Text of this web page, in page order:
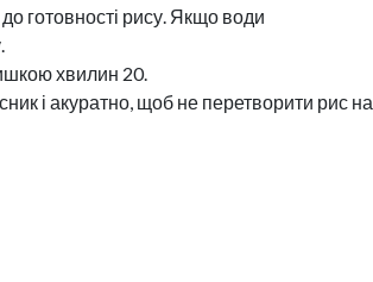
готовності рису. Якщо води
хвилин 20.
і акуратно, щоб не перетворити рис на